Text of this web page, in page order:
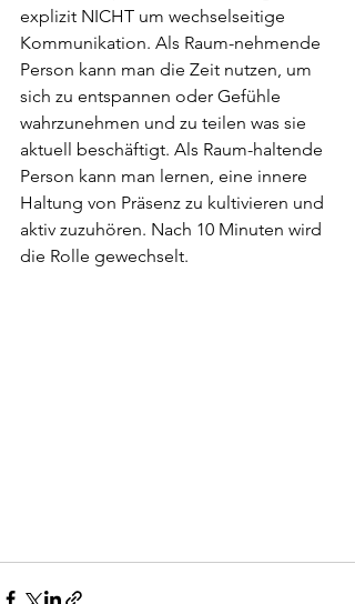
explizit NICHT um wechselseitige
Kommunikation. Als Raum-nehmende
Person kann man die Zeit nutzen, um
sich zu entspannen oder Gefühle
wahrzunehmen und zu teilen was sie
aktuell beschäftigt. Als Raum-haltende
Person kann man lernen, eine innere
Haltung von Präsenz zu kultivieren und
aktiv zuzuhören. Nach 10 Minuten wird
die Rolle gewechselt.